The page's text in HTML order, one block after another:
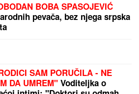
BOBA SPASOJEVIĆ
pevača, bez njega srpska
SAM PORUČILA - NE
DA UMREM" Voditeljka o